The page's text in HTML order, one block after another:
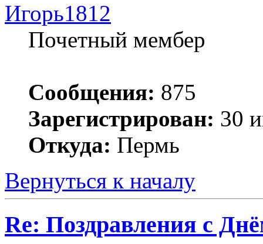
Игорь1812
Почетный мембер
Сообщения: 875
Зарегистрирован: 30
Откуда: Пермь
Вернуться к началу
Re: Поздравления с